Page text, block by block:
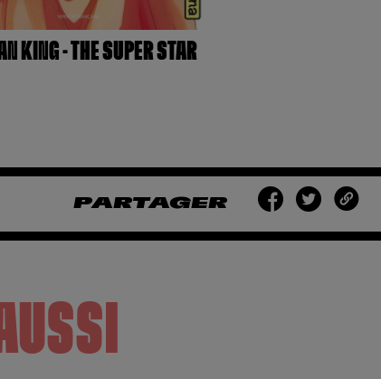
KING - THE SUPER STAR
PARTAGER